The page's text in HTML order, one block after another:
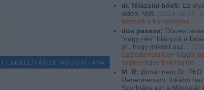
dr. félázsiai bóvli: Ez
videó. Volt.
beszállt a kampányba
dos passos: Díszes
"nagy név" hiányzik a
pl., hogy miként úsz...
Egzisztenciálisan függő
tisztességes baloldalért
M_R: @már nem Dr. PhD.
Uebermensch: Inkább
Szerbiába ezt a Milosevic
BEÁLLÍTÁSOK MÓDOSÍTÁSA